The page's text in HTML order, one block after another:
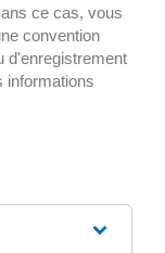
ce cas, vous
convention
d'enregistrement
informations